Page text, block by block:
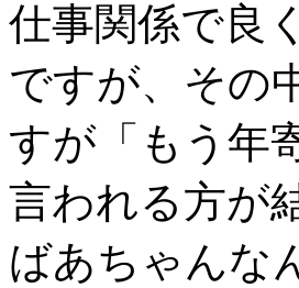
仕事関係で良
ですが、その
すが「もう年
言われる方が
ばあちゃんな